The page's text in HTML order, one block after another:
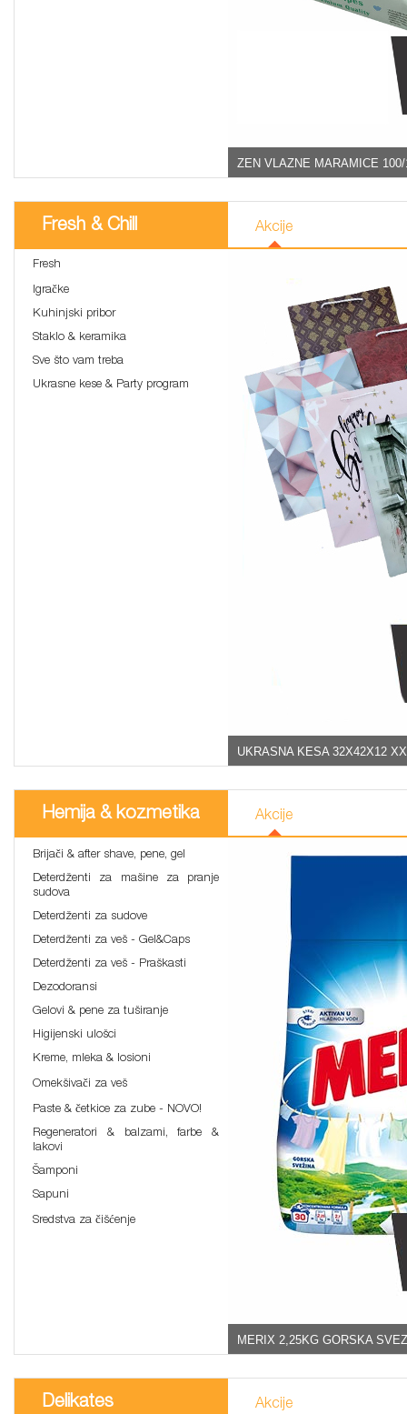
ZEN VLAZNE MARAMICE
Fresh & Chill Akcije
Fresh
Igračke
Kuhinjski pribor
Staklo & keramika
Sve što vam treba
Ukrasne kese & Party program
UKRASNA KESA 32X42X12
Hemija & kozmetika Akcije
Brijači & after shave, pene, gel
Deterdženti za mašine za pranje
sudova
Deterdženti za sudove
Deterdženti za veš - Gel&Caps
Deterdženti za veš - Praškasti
Dezodoransi
Gelovi & pene za tuširanje
Higijenski ulošci
Kreme, mleka & losioni
Omekšivači za veš
Paste & četkice za zube - NOVO!
Regeneratori & balzami, farbe &
lakovi
Šamponi
Sapuni
Sredstva za čišćenje
MERIX 2,25KG GORSKA
Delikates Akcije